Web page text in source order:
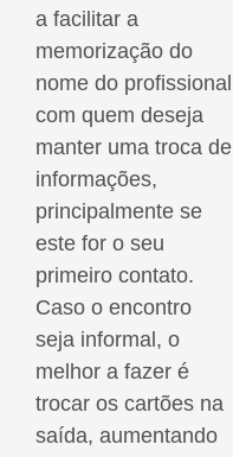
a facilitar a
memorização do
nome do profissional
com quem deseja
manter uma troca de
informações,
principalmente se
este for o seu
primeiro contato.
Caso o encontro
seja informal, o
melhor a fazer é
trocar os cartões na
saída, aumentando